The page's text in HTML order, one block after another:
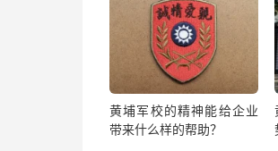
黄埔军校的精神能给企业
带来什么样的帮助？